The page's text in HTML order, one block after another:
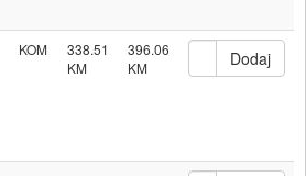
KOM 338.51 396.06